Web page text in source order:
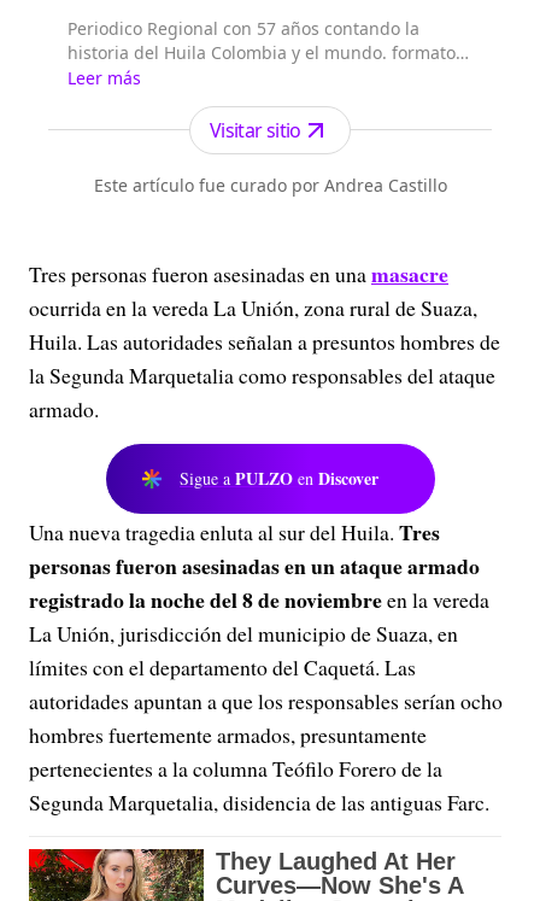
Periodico Regional con 57 años contando la
historia del Huila Colombia y el mundo. formatos
periódico digital de lunes a domingo, periódico
impreso fds, web y redes sociales.
Leer más
Visitar sitio
Este artículo fue curado por Andrea Castillo
Tres personas fueron asesinadas en unamasacre
ocurrida en la vereda La Unión, zona rural de Suaza,
Huila. Las autoridades señalan a presuntos hombres de
la Segunda Marquetalia como responsables del ataque
armado.
Sigue a PULZO en Discover
Una nueva tragedia enluta al sur del Huila. Tres
personas fueron asesinadas en un ataque armado
registrado la noche del 8 de noviembreen la vereda
La Unión, jurisdicción del municipio de Suaza, en
límites con el departamento del Caquetá. Las
autoridades apuntan a que los responsables serían ocho
hombres fuertemente armados, presuntamente
pertenecientes a la columna Teófilo Forero de la
Segunda Marquetalia, disidencia de las antiguas Farc.